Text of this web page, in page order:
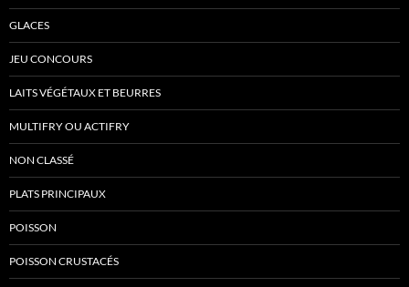
GLACES
JEU CONCOURS
LAITS VÉGÉTAUX ET BEURRES
MULTIFRY OU ACTIFRY
NON CLASSÉ
PLATS PRINCIPAUX
POISSON
POISSON CRUSTACÉS